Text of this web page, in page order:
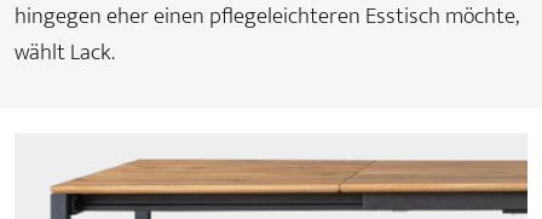
hingegen eher einen pflegeleichteren Esstisch möchte,
wählt Lack.